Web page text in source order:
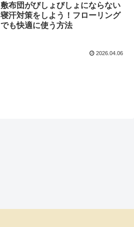
敷布団がびしょびしょにならない
寝汗対策をしよう！フローリング
でも快適に使う方法
2026.04.06